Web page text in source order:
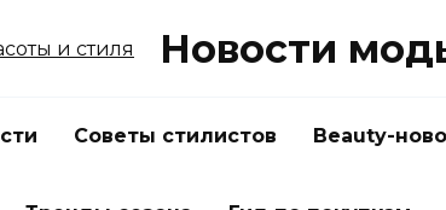
Новости
Советы стилистов Beauty-